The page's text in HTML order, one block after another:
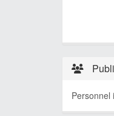
Personnel